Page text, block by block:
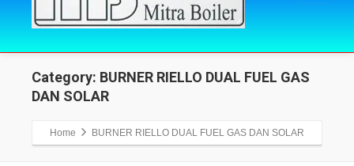
Category: BURNER RIELLO DUAL FUEL GAS
DAN SOLAR
Home BURNER RIELLO DUAL FUEL GAS DAN SOLAR